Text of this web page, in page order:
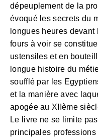
dépeuplement de la
évoqué les secrets du
longues heures
fours à voir se
ustensiles et en
longue histoire du
soufflé par les
et la manière avec
apogée au XIIème
Le livre ne se limite
principales